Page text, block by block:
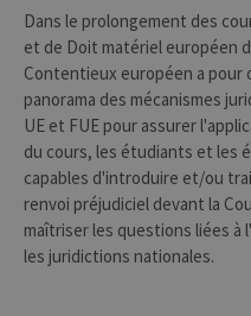
Dans le prolongement des
et de Doit matériel européen
Contentieux européen a
panorama des mécanismes
UE et FUE pour assurer
du cours, les étudiants et les
capables d'introduire et/ou
renvoi préjudiciel devant la
maîtriser les questions liées à
les juridictions nationales.